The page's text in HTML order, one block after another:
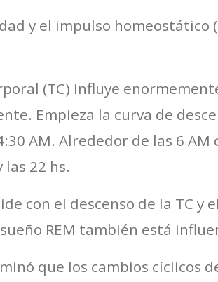
y el impulso homeostático
(TC) influye
Empieza la curva de
AM. Alrededor de las 6
22 hs.
con el descenso de la TC y
REM también está
que los cambios cíclicos